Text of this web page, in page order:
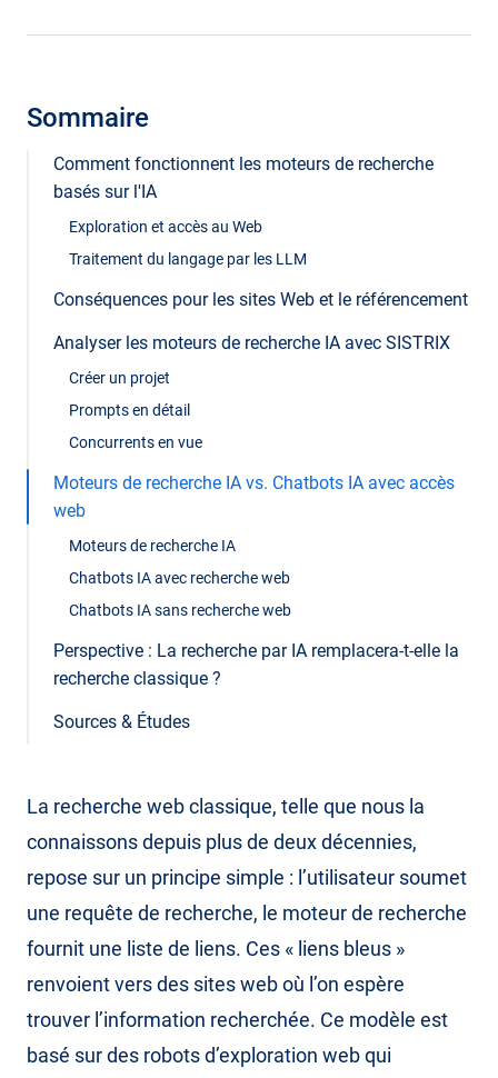
Sommaire
Comment fonctionnent les moteurs de recherche
basés sur l'IA
Exploration et accès au Web
Traitement du langage par les LLM
Conséquences pour les sites Web et le référencement
Analyser les moteurs de recherche IA avec SISTRIX
Créer un projet
Prompts en détail
Concurrents en vue
Moteurs de recherche IA vs. Chatbots IA avec accès
web
Moteurs de recherche IA
Chatbots IA avec recherche web
Chatbots IA sans recherche web
Perspective : La recherche par IA remplacera-t-elle la
recherche classique ?
Sources & Études
La recherche web classique, telle que nous la
connaissons depuis plus de deux décennies,
repose sur un principe simple : l’utilisateur soumet
une requête de recherche, le moteur de recherche
fournit une liste de liens. Ces « liens bleus »
renvoient vers des sites web où l’on espère
trouver l’information recherchée. Ce modèle est
basé sur des robots d’exploration web qui